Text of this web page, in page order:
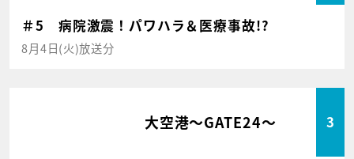
＃5 病院激震！パワハラ＆医療事故!?
8月4日(火)放送分
大空港～GATE24～ 3